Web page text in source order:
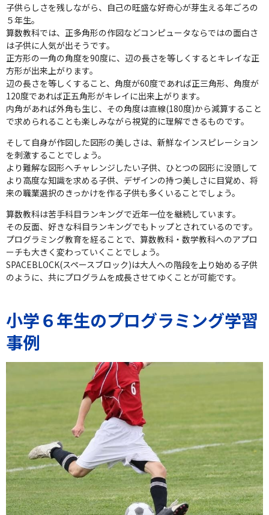
子供らしさを残しながら、自己の旺盛な好奇心が芽生える年ごろの
５年生。
算数教科では、正多角形の作図などコンピュータならではの面白さ
は子供に人気が出そうです。
正方形の一角の角度を90度に、辺の長さを等しくするとキレイな正
方形が出来上がります。
辺の長さを等しくすること、角度が60度であれば正三角形、角度が
120度であれば正五角形がキレイに出来上がります。
内角があれば外角も生じ、その角度は直線(180度)から減算すること
で求められることも楽しみながら視覚的に理解できるものです。
そして自身が作図した図形の美しさは、新鮮なインスピレーション
を刺激することでしょう。
より難解な図形へチャレンジしたい子供、ひとつの図形に没頭して
より高度な知識を求める子供、デザインの持つ美しさに目覚め、将
来の職業選択のきっかけを作る子供も多くいることでしょう。
算数教科は苦手科目ランキングで近年一位を継続しています。
その反面、好きな科目ランキングでもトップとされているのです。
プログラミング教育を経ることで、算数教科・数学教科へのアプロ
ーチも大きく変わっていくことでしょう。
SPACEBLOCK(スペースブロック)は大人への階段を上り始める子供
のように、共にプログラムを成長させてゆくことが可能です。
小学６年生のプログラミング学習
事例